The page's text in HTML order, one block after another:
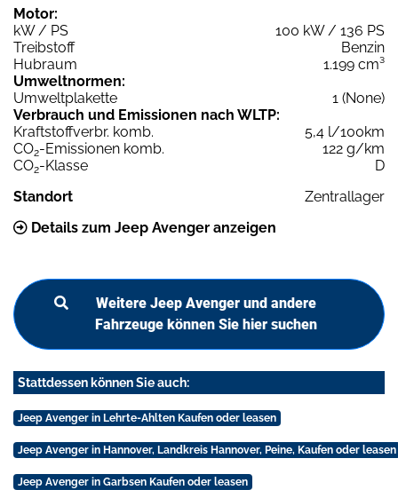
Motor:
kW / PS
100 kW / 136 PS
Treibstoff
Benzin
Hubraum
1.199 cm³
Umweltnormen:
Umweltplakette
1 (None)
Verbrauch und Emissionen nach WLTP:
Kraftstoffverbr. komb.
5,4 l/100km
CO2-Emissionen komb.
122 g/km
CO2-Klasse
D
Standort
Zentrallager
Details zum Jeep Avenger anzeigen
Weitere Jeep Avenger und andere
Fahrzeuge können Sie hier suchen
Stattdessen können Sie auch:
Jeep Avenger in Lehrte-Ahlten Kaufen oder leasen
Jeep Avenger in Hannover, Landkreis Hannover, Peine, Kaufen oder leasen
Jeep Avenger in Garbsen Kaufen oder leasen